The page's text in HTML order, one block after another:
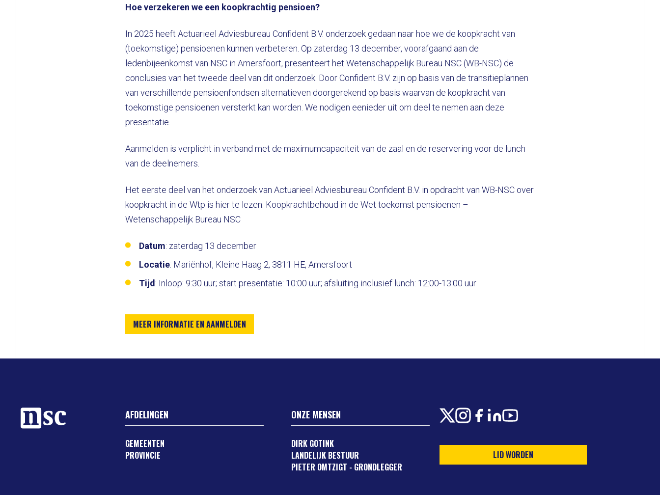
Hoe verzekeren we een koopkrachtig pensioen?
In 2025 heeft Actuarieel Adviesbureau Confident B.V. onderzoek gedaan naar hoe we de koopkracht van
(toekomstige) pensioenen kunnen verbeteren. Op zaterdag 13 december, voorafgaand aan de
ledenbijeenkomst van NSC in Amersfoort, presenteert het Wetenschappelijk Bureau NSC (WB-NSC) de
conclusies van het tweede deel van dit onderzoek. Door Confident B.V. zijn op basis van de transitieplannen
van verschillende pensioenfondsen alternatieven doorgerekend op basis waarvan de koopkracht van
toekomstige pensioenen versterkt kan worden. We nodigen eenieder uit om deel te nemen aan deze
presentatie.
Aanmelden is verplicht in verband met de maximumcapaciteit van de zaal en de reservering voor de lunch
van de deelnemers.
Het eerste deel van het onderzoek van Actuarieel Adviesbureau Confident B.V. in opdracht van WB-NSC over
koopkracht in de Wtp is hier te lezen: Koopkrachtbehoud in de Wet toekomst pensioenen –
Wetenschappelijk Bureau NSC
Datum: zaterdag 13 december
Locatie: Mariënhof, Kleine Haag 2, 3811 HE, Amersfoort
Tijd : Inloop: 9:30 uur; start presentatie: 10:00 uur; afsluiting inclusief lunch: 12:00-13:00 uur
MEER INFORMATIE EN AANMELDEN
AFDELINGEN
GEMEENTEN
PROVINCIE
ONZE MENSEN
DIRK GOTINK
LANDELIJK BESTUUR
PIETER OMTZIGT - GRONDLEGGER
X Instagram
Facebook
LinkedIn
Youtube
LID WORDEN